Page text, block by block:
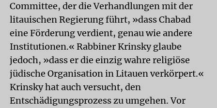
Committee, der die Verhandlungen mit der
litauischen Regierung führt, »dass Chabad
eine Förderung verdient, genau wie andere
Institutionen.« Rabbiner Krinsky glaube
jedoch, »dass er die einzig wahre religiöse
jüdische Organisation in Litauen verkörpert.«
Krinsky hat auch versucht, den
Entschädigungsprozess zu umgehen. Vor